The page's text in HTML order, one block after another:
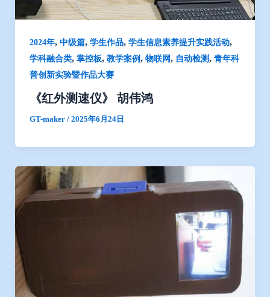
2024年, 中级篇, 学生作品, 学生信息素养提升实践活动,
学科融合类, 掌控板, 教学案例, 物联网, 自动检测, 青年科
普创新实验暨作品大赛
《红外测速仪》 胡伟鸿
GT-maker / 2025年6月24日